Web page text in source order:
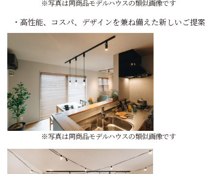
※写真は同商品モデルハウスの類似画像です
・高性能、コスパ、デザインを兼ね備えた新しいご提案
※写真は同商品モデルハウスの類似画像です